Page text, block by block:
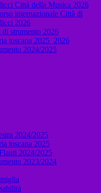
Città della Musica 2026
internazionale Città di
2026
di strumento 2026
toscana 2025_2026
2024/2025
2024/2025
toscana 2025
2024/2025
2023/2024